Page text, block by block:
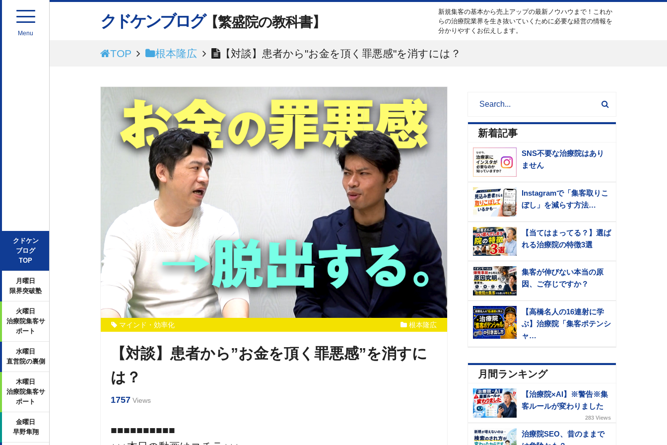
Menu
クドケン
ブログ
TOP
月曜日
限界突破塾
火曜日
治療院集客サ
ポート
水曜日
直営院の裏側
木曜日
治療院集客サ
ポート
金曜日
早野隼翔
クドケンブログ【繁盛院の教科書】
新規集客の基本から売上アップの最新ノウハウまで！これか
らの治療院業界を生き抜いていくために必要な経営の情報を
分かりやすくお伝えします。
TOP 根本隆広 【対談】患者から"お金を頂く罪悪感"を消すには？
マインド・効率化 根本隆広
【対談】患者から”お金を頂く罪悪感”を消すに
は？
1757 Views
■■■■■■■■■■
新着記事
SNS不要な治療院はあり
ません
Instagramで「集客取りこ
ぼし」を減らす方法…
【当てはまってる？】選ば
れる治療院の特徴3選
集客が伸びない本当の原
因、ご存じですか？
【高橋名人の16連射に学
ぶ】治療院「集客ポテンシ
ャ…
月間ランキング
【治療院×AI】※警告※集
客ルールが変わりました
283 Views
治療院SEO、昔のままで